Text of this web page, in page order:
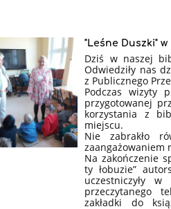
"Leśne Duszki"
Dziś w naszej
Odwiedziły nas
z Publicznego
Podczas wizyty
przygotowanej
korzystania z
miejscu.
Nie zabrakło
zaangażowaniem
Na zakończenie
ty łobuzie”
uczestniczyły
przeczytanego
zakładki do